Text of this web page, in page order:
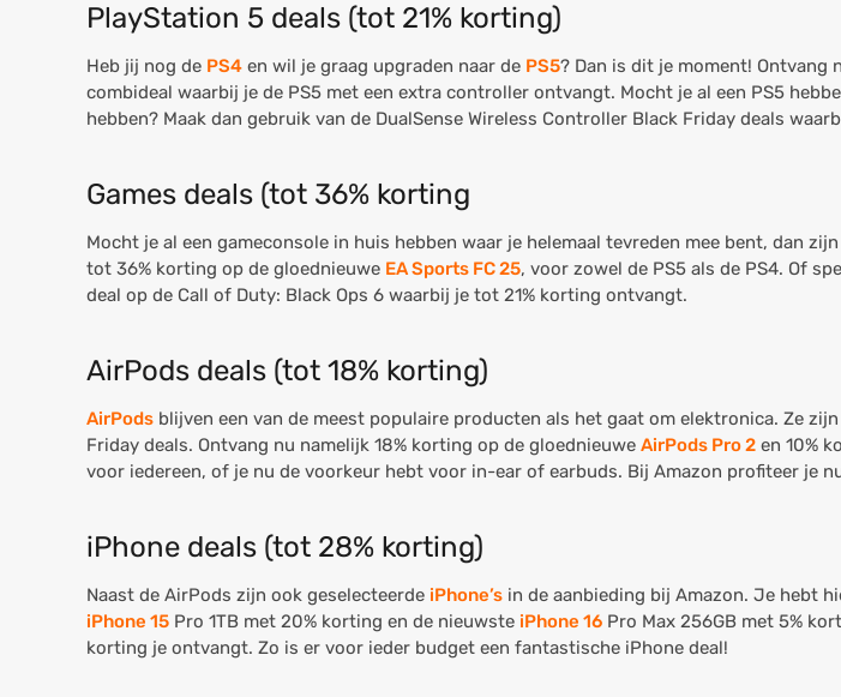
PlayStation 5 deals (tot 21% korting)
Heb jij nog de PS4 en wil je graag upgraden naar de PS5? Dan is dit je moment! Ontvang
combideal waarbij je de PS5 met een extra controller ontvangt. Mocht je al een PS5
hebben? Maak dan gebruik van de DualSense Wireless Controller Black Friday deals
Games deals (tot 36% korting
Mocht je al een gameconsole in huis hebben waar je helemaal tevreden mee bent, dan
tot 36% korting op de gloednieuwe EA Sports FC 25, voor zowel de PS5 als de PS4. Of
deal op de Call of Duty: Black Ops 6 waarbij je tot 21% korting ontvangt.
AirPods deals (tot 18% korting)
AirPods blijven een van de meest populaire producten als het gaat om elektronica. Ze
Friday deals. Ontvang nu namelijk 18% korting op de gloednieuwe AirPods Pro 2 en 10%
voor iedereen, of je nu de voorkeur hebt voor in-ear of earbuds. Bij Amazon profiteer je
iPhone deals (tot 28% korting)
Naast de AirPods zijn ook geselecteerde iPhone’s in de aanbieding bij Amazon. Je hebt
iPhone 15 Pro 1TB met 20% korting en de nieuwste iPhone 16 Pro Max 256GB met 5%
korting je ontvangt. Zo is er voor ieder budget een fantastische iPhone deal!